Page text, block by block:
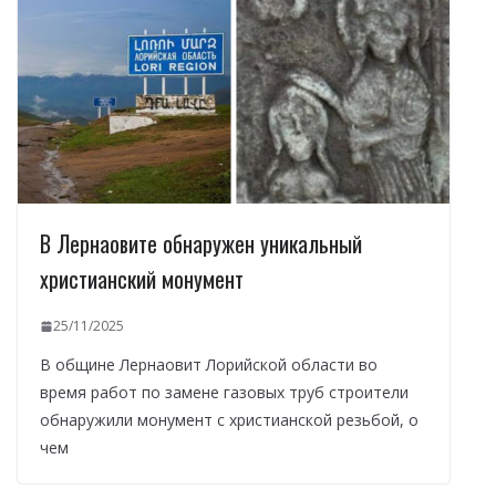
В Лернаовите обнаружен уникальный
христианский монумент
25/11/2025
В общине Лернаовит Лорийской области во
время работ по замене газовых труб строители
обнаружили монумент с христианской резьбой, о
чем